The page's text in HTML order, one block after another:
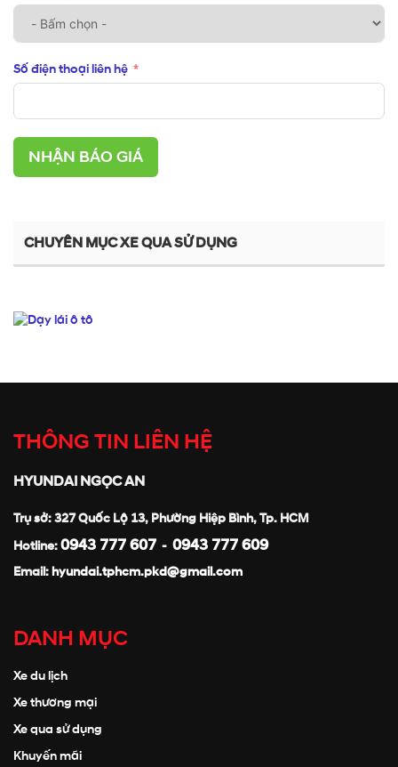
Số điện thoại liên hệ
NHẬN BÁO GIÁ
CHUYÊN MỤC XE QUA SỬ DỤNG
THÔNG TIN LIÊN HỆ
HYUNDAI NGỌC AN
Trụ sở: 327 Quốc Lộ 13, Phường Hiệp Bình, Tp. HCM
Hotline:0943 777 607 - 0943 777 609
Email: hyundai.tphcm.pkd@gmail.com
DANH MỤC
Xe du lịch
Xe thương mại
Xe qua sử dụng
Khuyến mãi